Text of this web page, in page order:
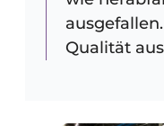
Qualität